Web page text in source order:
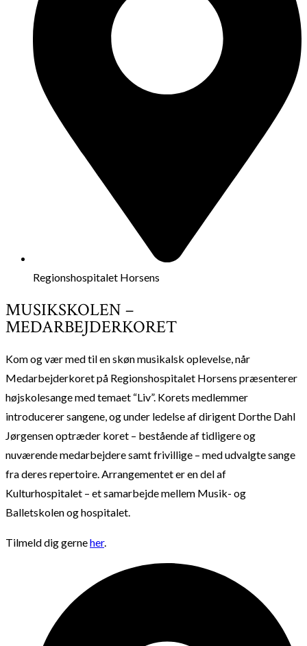
Regionshospitalet Horsens
MUSIKSKOLEN –
MEDARBEJDERKORET
Kom og vær med til en skøn musikalsk oplevelse, når
Medarbejderkoret på Regionshospitalet Horsens præsenterer
højskolesange med temaet “Liv”. Korets medlemmer
introducerer sangene, og under ledelse af dirigent Dorthe Dahl
Jørgensen optræder koret – bestående af tidligere og
nuværende medarbejdere samt frivillige – med udvalgte sange
fra deres repertoire. Arrangementet er en del af
Kulturhospitalet – et samarbejde mellem Musik- og
Balletskolen og hospitalet.
Tilmeld dig gerneher.